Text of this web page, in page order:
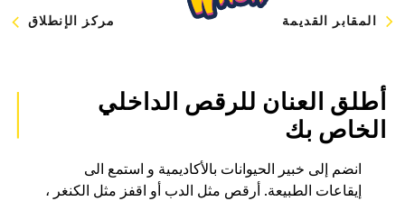
مركز الإنطلاق المقابر القديمة
أطلق العنان للرقص الداخلي
الخاص بك
انضم إلى خبير الحيوانات بالأكاديمية و استمع الى
إيقاعات الطبيعة. أرقص مثل الدب أو اقفز مثل الكنغر ،